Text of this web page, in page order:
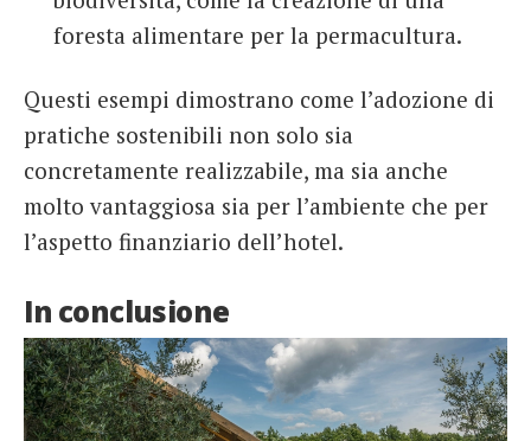
foresta alimentare per la permacultura.
Questi esempi dimostrano come l’adozione di
pratiche sostenibili non solo sia
concretamente realizzabile, ma sia anche
molto vantaggiosa sia per l’ambiente che per
l’aspetto finanziario dell’hotel.
In conclusione